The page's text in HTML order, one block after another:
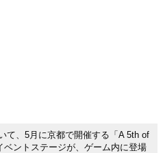
て、5月に京都で開催する「A 5th of
ントステージが、ゲーム内に登場